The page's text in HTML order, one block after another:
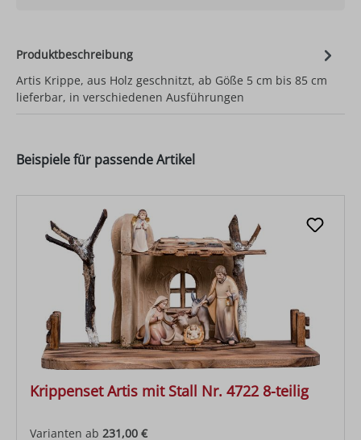
Produktbeschreibung
Artis Krippe, aus Holz geschnitzt, ab Göße 5 cm bis 85 cm
lieferbar, in verschiedenen Ausführungen
Beispiele für passende Artikel
Krippenset Artis mit Stall Nr. 4722 8-teilig
Varianten ab 231,00 €